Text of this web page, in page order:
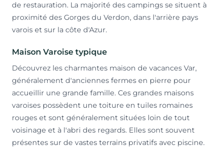
de restauration. La majorité des campings se situent à
proximité des Gorges du Verdon, dans l'arrière pays
varois et sur la côte d'Azur.
Maison Varoise typique
Découvrez les charmantes maison de vacances Var,
généralement d'anciennes fermes en pierre pour
accueillir une grande famille. Ces grandes maisons
varoises possèdent une toiture en tuiles romaines
rouges et sont généralement situées loin de tout
voisinage et à l'abri des regards. Elles sont souvent
présentes sur de vastes terrains privatifs avec piscine.